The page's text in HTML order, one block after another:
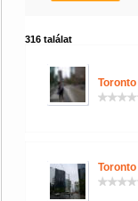
316 találat
Toronto
Toronto